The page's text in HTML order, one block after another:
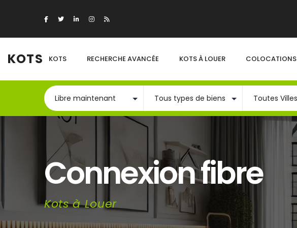
KOTS KOTS RECHERCHE AVANCÉE KOTS À LOUER COLOCATIONS
Connexion fibre
Kots à Louer